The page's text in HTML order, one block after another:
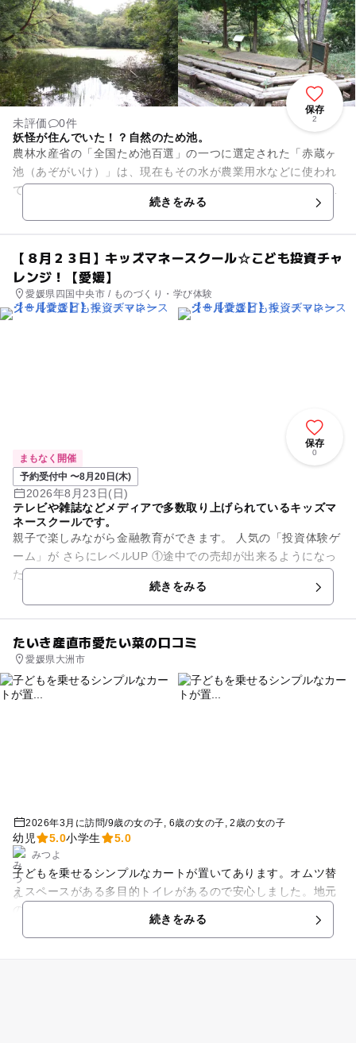
保存
2
未評価
0件
妖怪が住んでいた！？自然のため池。
農林水産省の「全国ため池百選」の一つに選定された「赤蔵ヶ
池（あぞがいけ）」は、現在もその水が農業用水などに使われ
ています。大きさは周囲575メートル、面積1万470平方メート
続きをみる
【８月２３日】キッズマネースクール☆こども投資チャ
レンジ！【愛媛】
愛媛県四国中央市 / ものづくり・学び体験
保存
0
まもなく開催
予約受付中 〜8月20日(木)
2026年8月23日(日)
テレビや雑誌などメディアで多数取り上げられているキッズマ
ネースクールです。
親子で楽しみながら金融教育ができます。 人気の「投資体験ゲ
ーム」が さらにレベルUP ①途中での売却が出来るようになっ
た ②違う条件の投資ゲームを４回体験 (集中)(分散)(売...
続きをみる
たいき産直市愛たい菜の口コミ
愛媛県大洲市
2026年3月に訪問/9歳の女の子 6歳の女の子 2歳の女の子
幼児 5.0小学生 5.0
みつよ
子どもを乗せるシンプルなカートが置いてあります。オムツ替
えスペースがある多目的トイレがあるので安心しました。地元
の野菜、手作りの小物などが売られています。お弁当を買いに
行ったのですが、時間帯が悪かったのかほとんどありませんで
続きをみる